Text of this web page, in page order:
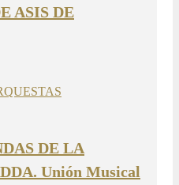
ASIS DE
DE LA
Unión Musical